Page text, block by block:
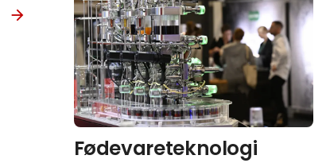
Fødevareteknologi